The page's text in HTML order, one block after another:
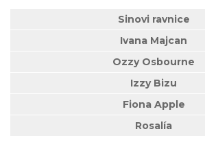
Sinovi ravnice
Ivana Majcan
Ozzy Osbourne
Izzy Bizu
Fiona Apple
Rosalía